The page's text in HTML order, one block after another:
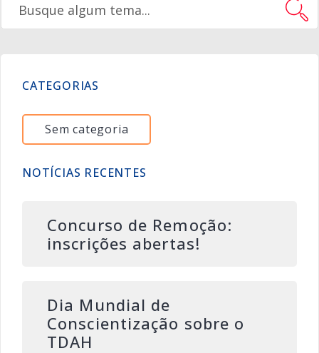
CATEGORIAS
Sem categoria
NOTÍCIAS RECENTES
Concurso de Remoção:
inscrições abertas!
Dia Mundial de
Conscientização sobre o
TDAH